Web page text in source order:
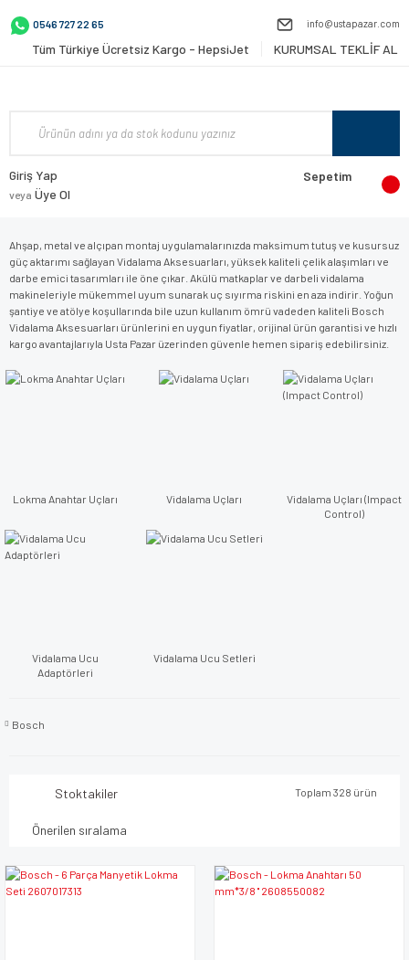
0546 727 22 65 info@ustapazar.com
Tüm Türkiye Ücretsiz Kargo - HepsiJet KURUMSAL TEKLİF AL
Giriş Yap
veya Üye Ol
Sepetim
Ahşap, metal ve alçıpan montaj uygulamalarınızda maksimum tutuş ve kusursuz
güç aktarımı sağlayan Vidalama Aksesuarları, yüksek kaliteli çelik alaşımları ve
darbe emici tasarımları ile öne çıkar. Akülü matkaplar ve darbeli vidalama
makineleriyle mükemmel uyum sunarak uç sıyırma riskini en aza indirir. Yoğun
şantiye ve atölye koşullarında bile uzun kullanım ömrü vadeden kaliteli Bosch
Vidalama Aksesuarları ürünlerini en uygun fiyatlar, orijinal ürün garantisi ve hızlı
kargo avantajlarıyla Usta Pazar üzerinden güvenle hemen sipariş edebilirsiniz.
Lokma Anahtar Uçları Vidalama Uçları
Vidalama Uçları (Impact
Control)
Vidalama Ucu
Adaptörleri
Vidalama Ucu Setleri
Bosch
Stoktakiler Toplam 328 ürün